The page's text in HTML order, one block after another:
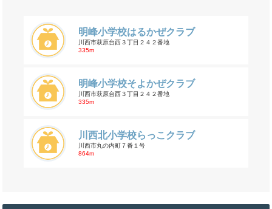
明峰小学校はるかぜクラブ
川西市萩原台西３丁目２４２番地
335m
明峰小学校そよかぜクラブ
川西市萩原台西３丁目２４２番地
335m
川西北小学校らっこクラブ
川西市丸の内町７番１号
864m